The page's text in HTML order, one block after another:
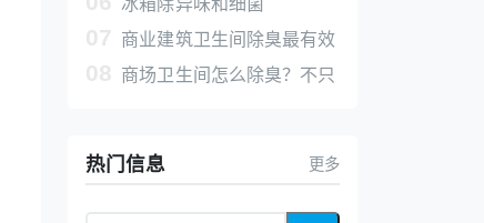
冰箱除异味和细菌
商业建筑卫生间除臭最有效
的方法 空气净化片真正分解臭
商场卫生间怎么除臭？不只
热门信息 更多